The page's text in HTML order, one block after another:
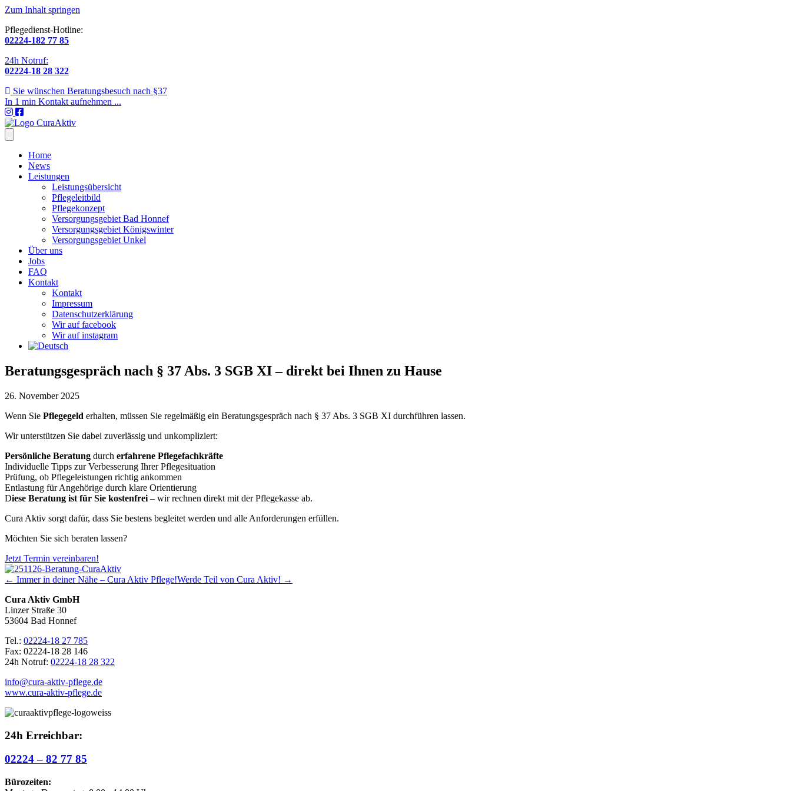
Zum Inhalt springen
Pflegedienst-Hotline:
02224-182 77 85
24h Notruf:
02224-18 28 322
Sie wünschen Beratungsbesuch nach §37
In 1 min Kontakt aufnehmen ...
Home
News
Leistungen
Leistungsübersicht
Pflegeleitbild
Pflegekonzept
Versorgungsgebiet Bad Honnef
Versorgungsgebiet Königswinter
Versorgungsgebiet Unkel
Über uns
Jobs
FAQ
Kontakt
Kontakt
Impressum
Datenschutzerklärung
Wir auf facebook
Wir auf instagram
Beratungsgespräch nach § 37 Abs. 3 SGB XI – direkt bei Ihnen zu Hause
26. November 2025
Wenn Sie Pflegegeld erhalten, müssen Sie regelmäßig ein Beratungsgespräch nach § 37 Abs. 3 SGB XI durchführen lassen.
Wir unterstützen Sie dabei zuverlässig und unkompliziert:
Persönliche Beratung durch erfahrene Pflegefachkräfte
Individuelle Tipps zur Verbesserung Ihrer Pflegesituation
Prüfung, ob Pflegeleistungen richtig ankommen
Entlastung für Angehörige durch klare Orientierung
Diese Beratung ist für Sie kostenfrei – wir rechnen direkt mit der Pflegekasse ab.
Cura Aktiv sorgt dafür, dass Sie bestens begleitet werden und alle Anforderungen erfüllen.
Möchten Sie sich beraten lassen?
Jetzt Termin vereinbaren!
← Immer in deiner Nähe – Cura Aktiv Pflege!Werde Teil von Cura Aktiv! →
Cura Aktiv GmbH
Linzer Straße 30
53604 Bad Honnef
Tel.: 02224-18 27 785
Fax: 02224-18 28 146
24h Notruf: 02224-18 28 322
info@cura-aktiv-pflege.de
www.cura-aktiv-pflege.de
24h Erreichbar:
02224 – 82 77 85
Bürozeiten: